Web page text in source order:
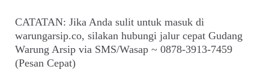
CATATAN: Jika Anda sulit untuk masuk di
warungarsip.co, silakan hubungi jalur cepat Gudang
Warung Arsip via SMS/Wasap ~ 0878-3913-7459
(Pesan Cepat)